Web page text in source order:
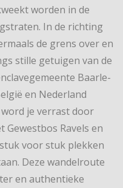
worden in de
In de richting
de grens over en
stille getuigen van de
Baarle-
en Nederland
je verrast door
Ravels en
voor stuk plekken
Deze wandelroute
en authentieke